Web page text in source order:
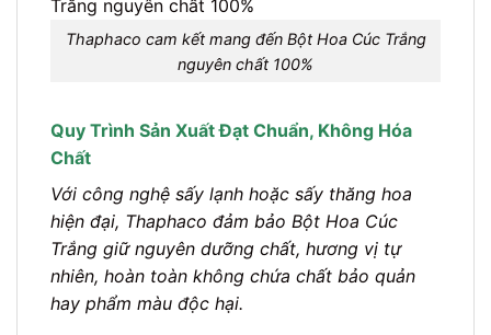
Thaphaco cam kết mang đến Bột Hoa Cúc Trắng
nguyên chất 100%
Quy Trình Sản Xuất Đạt Chuẩn, Không Hóa
Chất
Với công nghệ sấy lạnh hoặc sấy thăng hoa
hiện đại, Thaphaco đảm bảo Bột Hoa Cúc
Trắng giữ nguyên dưỡng chất, hương vị tự
nhiên, hoàn toàn không chứa chất bảo quản
hay phẩm màu độc hại.